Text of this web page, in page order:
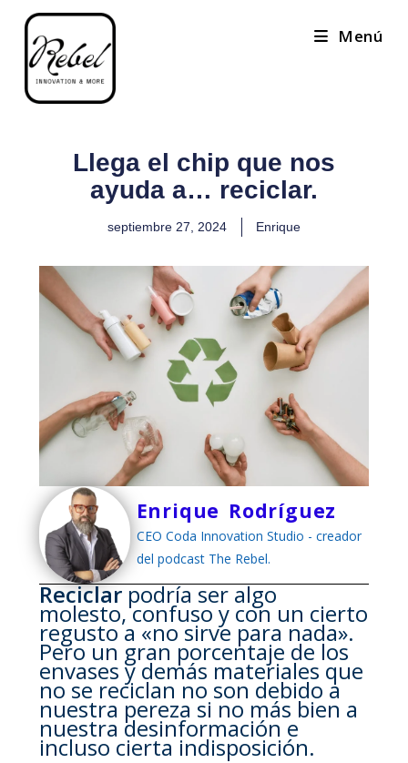
Menú
Llega el chip que nos
ayuda a… reciclar.
septiembre 27, 2024 Enrique
Enrique Rodríguez
CEO Coda Innovation Studio - creador
del podcast The Rebel.
Reciclarpodría ser algo
molesto, confuso y con un cierto
regusto a «no sirve para nada».
Pero un gran porcentaje de los
envases y demás materiales que
no se reciclan no son debido a
nuestra pereza si no más bien a
nuestra desinformación e
incluso cierta indisposición.